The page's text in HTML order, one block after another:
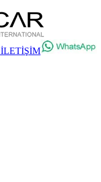
İLETİŞİM